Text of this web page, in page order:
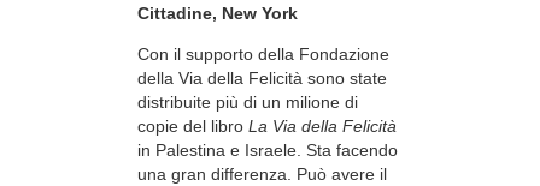
Cittadine, New York
Con il supporto della Fondazione
della Via della Felicità sono state
distribuite più di un milione di
copie del libro La Via della Felicità
in Palestina e Israele. Sta facendo
una gran differenza. Può avere il